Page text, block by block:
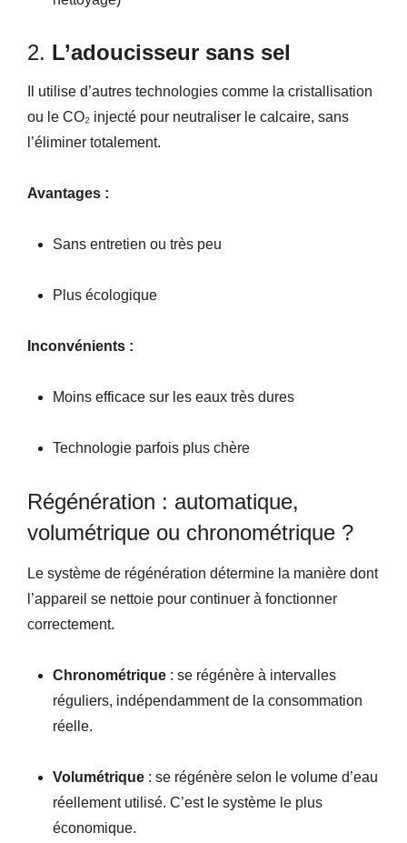
2. L’adoucisseur sans sel
Il utilise d’autres technologies comme la cristallisation
ou le CO₂ injecté pour neutraliser le calcaire, sans
l’éliminer totalement.
Avantages :
Sans entretien ou très peu
Plus écologique
Inconvénients :
Moins efficace sur les eaux très dures
Technologie parfois plus chère
Régénération : automatique,
volumétrique ou chronométrique ?
Le système de régénération détermine la manière dont
l’appareil se nettoie pour continuer à fonctionner
correctement.
Chronométrique : se régénère à intervalles
réguliers, indépendamment de la consommation
réelle.
Volumétrique : se régénère selon le volume d’eau
réellement utilisé. C’est le système le plus
économique.